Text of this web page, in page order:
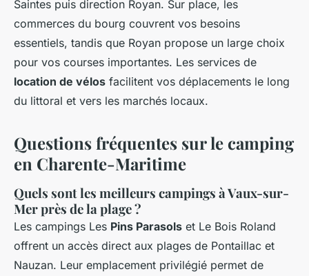
Saintes puis direction Royan. Sur place, les
commerces du bourg couvrent vos besoins
essentiels, tandis que Royan propose un large choix
pour vos courses importantes. Les services de
location de vélos facilitent vos déplacements le long
du littoral et vers les marchés locaux.
Questions fréquentes sur le camping
en Charente-Maritime
Quels sont les meilleurs campings à Vaux-sur-
Mer près de la plage ?
Les campings Les Pins Parasols et Le Bois Roland
offrent un accès direct aux plages de Pontaillac et
Nauzan. Leur emplacement privilégié permet de